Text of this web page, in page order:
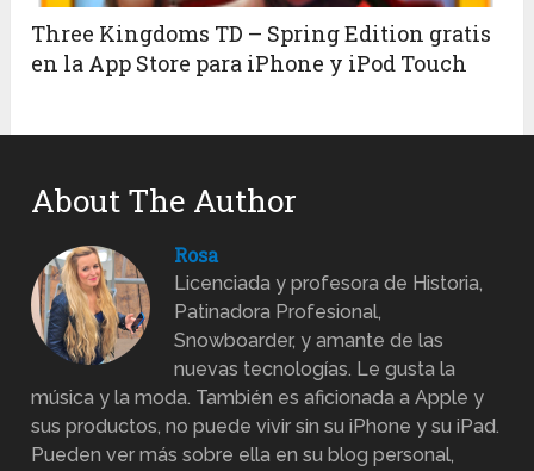
Three Kingdoms TD – Spring Edition gratis
en la App Store para iPhone y iPod Touch
About The Author
Rosa
Licenciada y profesora de Historia,
Patinadora Profesional,
Snowboarder, y amante de las
nuevas tecnologías. Le gusta la
música y la moda. También es aficionada a Apple y
sus productos, no puede vivir sin su iPhone y su iPad.
Pueden ver más sobre ella en su blog personal,